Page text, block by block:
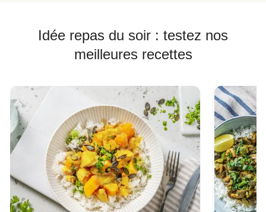
Idée repas du soir : testez nos
meilleures recettes